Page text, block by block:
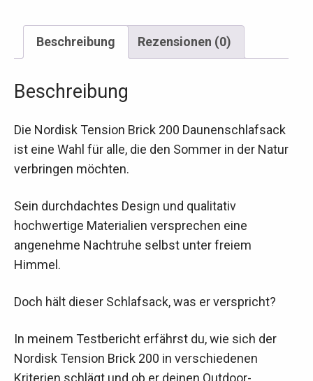
Beschreibung Rezensionen (0)
Beschreibung
Die Nordisk Tension Brick 200 Daunenschlafsack
ist eine Wahl für alle, die den Sommer in der Natur
verbringen möchten.
Sein durchdachtes Design und qualitativ
hochwertige Materialien versprechen eine
angenehme Nachtruhe selbst unter freiem
Himmel.
Doch hält dieser Schlafsack, was er verspricht?
In meinem Testbericht erfährst du, wie sich der
Nordisk Tension Brick 200 in verschiedenen
Kriterien schlägt und ob er deinen Outdoor-